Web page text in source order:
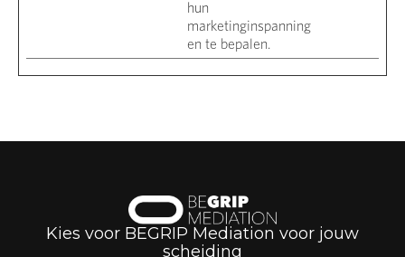
hun
marketinginspanning
en te bepalen.
Kies voor BEGRIP Mediation voor jouw
scheiding